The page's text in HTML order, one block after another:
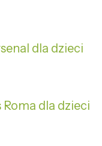
dla dzieci
Roma dla dzieci